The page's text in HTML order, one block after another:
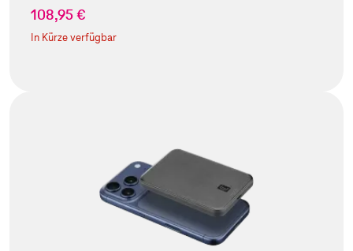
108,95 €
In Kürze verfügbar